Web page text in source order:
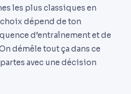
les plus classiques en
dépend de ton
d’entraînement et de
démêle tout ça dans ce
avec une décision